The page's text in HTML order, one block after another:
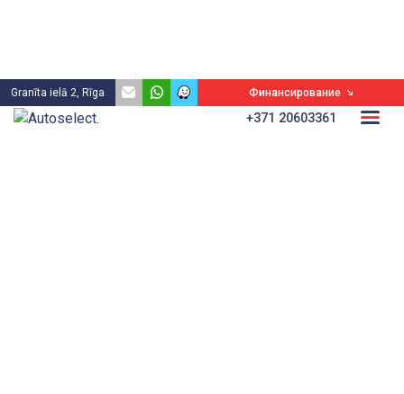
Granīta ielā 2, Rīga Финансирование
+371 20603361